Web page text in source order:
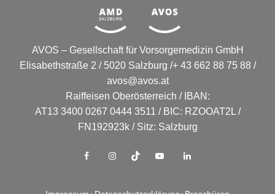
AVOS – Gesellschaft für Vorsorgemedizin GmbH
Elisabethstraße 2 / 5020 Salzburg /+ 43 662 88 75 88 /
avos@avos.at
Raiffeisen Oberösterreich / IBAN:
AT13 3400 0267 0444 3511 / BIC: RZOOAT2L /
FN192923k / Sitz: Salzburg